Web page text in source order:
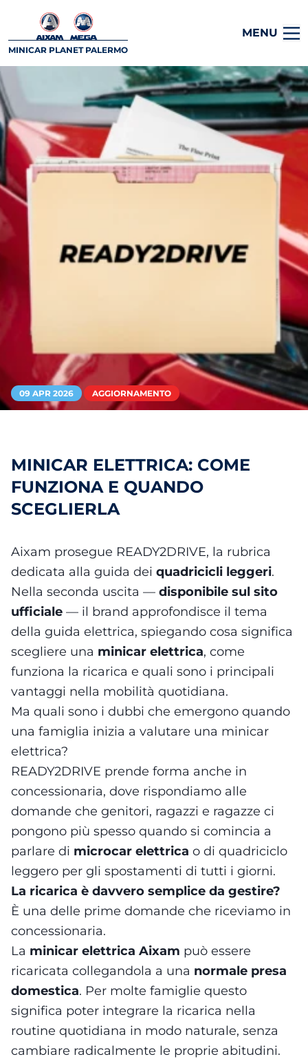
MINICAR PLANET PALERMO
MENU
09 APR 2026 AGGIORNAMENTO
MINICAR ELETTRICA: COME
FUNZIONA E QUANDO
SCEGLIERLA
Aixam prosegue READY2DRIVE, la rubrica
dedicata alla guida dei quadricicli leggeri.
Nella seconda uscita — disponibile sul sito
ufficiale — il brand approfondisce il tema
della guida elettrica, spiegando cosa significa
scegliere una minicar elettrica, come
funziona la ricarica e quali sono i principali
vantaggi nella mobilità quotidiana.
Ma quali sono i dubbi che emergono quando
una famiglia inizia a valutare una minicar
elettrica?
READY2DRIVE prende forma anche in
concessionaria, dove rispondiamo alle
domande che genitori, ragazzi e ragazze ci
pongono più spesso quando si comincia a
parlare di microcar elettrica o di quadriciclo
leggero per gli spostamenti di tutti i giorni.
La ricarica è davvero semplice da gestire?
È una delle prime domande che riceviamo in
concessionaria.
La minicar elettrica Aixam può essere
ricaricata collegandola a una normale presa
domestica. Per molte famiglie questo
significa poter integrare la ricarica nella
routine quotidiana in modo naturale, senza
cambiare radicalmente le proprie abitudini.